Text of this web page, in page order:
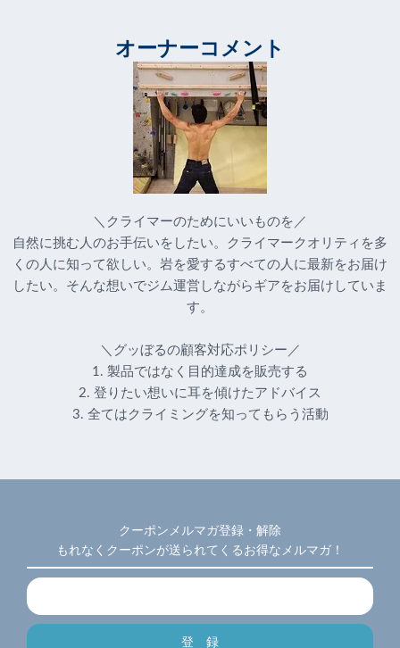
オーナーコメント
＼クライマーのためにいいものを／
自然に挑む人のお手伝いをしたい。クライマークオリティを多
くの人に知って欲しい。岩を愛するすべての人に最新をお届け
したい。そんな想いでジム運営しながらギアをお届けしていま
す。
＼グッぼるの顧客対応ポリシー／
1. 製品ではなく目的達成を販売する
2. 登りたい想いに耳を傾けたアドバイス
3. 全てはクライミングを知ってもらう活動
クーポンメルマガ登録・解除
もれなくクーポンが送られてくるお得なメルマガ！